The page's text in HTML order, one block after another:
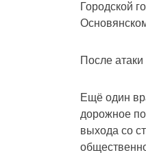
Городской
После
Ещё один
дорожное
выхода со